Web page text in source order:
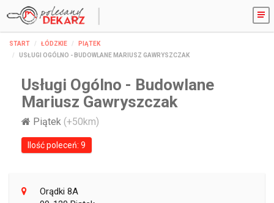
START ŁÓDZKIE
PIĄTEK
USŁUGI OGÓLNO - BUDOWLANE MARIUSZ GAWRYSZCZAK
Usługi Ogólno - Budowlane
Mariusz Gawryszczak
Piątek (+50km)
Ilość poleceń: 9
Orądki 8A